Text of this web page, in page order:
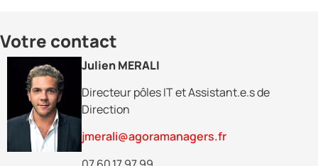
Votre contact
Julien MERALI
Directeur pôles IT et Assistant.e.s de
Direction
jmerali@agoramanagers.fr